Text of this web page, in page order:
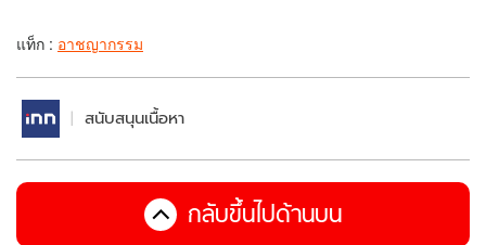
แท็ก : อาชญากรรม
สนับสนุนเนื้อหา
กลับขึ้นไปด้านบน